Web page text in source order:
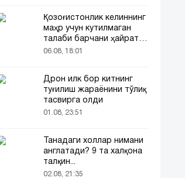
Қозоғистонлик келиннинг
маҳр учун кутилмаган
талаби барчани ҳайратга
солди
06.08, 18:01
Дрон илк бор китнинг
туғилиш жараёнини тўлиқ
тасвирга олди
01.08, 23:51
Танадаги холлар нимани
англатади? 9 та халқона
талқин...
02.08, 21:35